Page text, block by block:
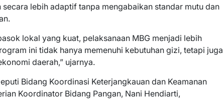
lebih adaptif tanpa mengabaikan standar mutu dan
lokal yang kuat, pelaksanaan MBG menjadi lebih
ini tidak hanya memenuhi kebutuhan gizi, tetapi juga
daerah,” ujarnya.
Bidang Koordinasi Keterjangkauan dan Keamanan
Koordinator Bidang Pangan, Nani Hendiarti,